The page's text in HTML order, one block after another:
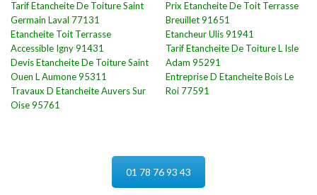
Tarif Etancheite De Toiture Saint
Germain Laval 77131
Etancheite Toit Terrasse
Accessible Igny 91431
Devis Etancheite De Toiture Saint
Ouen L Aumone 95311
Travaux D Etancheite Auvers Sur
Oise 95761
Prix Etancheite De Toit Terrasse
Breuillet 91651
Etancheur Ulis 91941
Tarif Etancheite De Toiture L Isle
Adam 95291
Entreprise D Etancheite Bois Le
Roi 77591
01 78 76 93 43